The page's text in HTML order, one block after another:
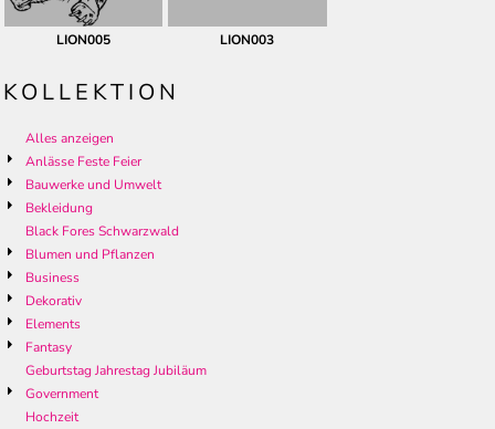
LION005 LION003
KOLLEKTION
Alles anzeigen
Anlässe Feste Feier
Bauwerke und Umwelt
Bekleidung
Black Fores Schwarzwald
Blumen und Pflanzen
Business
Dekorativ
Elements
Fantasy
Geburtstag Jahrestag Jubiläum
Government
Hochzeit